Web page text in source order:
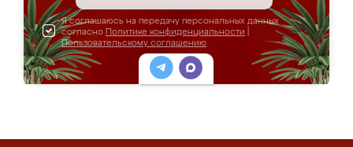
Я соглашаюсь на передачу персональных данных
согласно Политике конфиденциальности
Пользовательскому соглашению